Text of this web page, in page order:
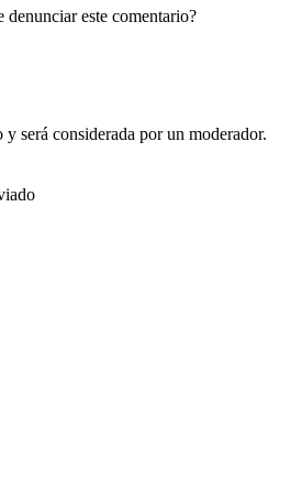
denunciar este comentario?
será considerada por un moderador.